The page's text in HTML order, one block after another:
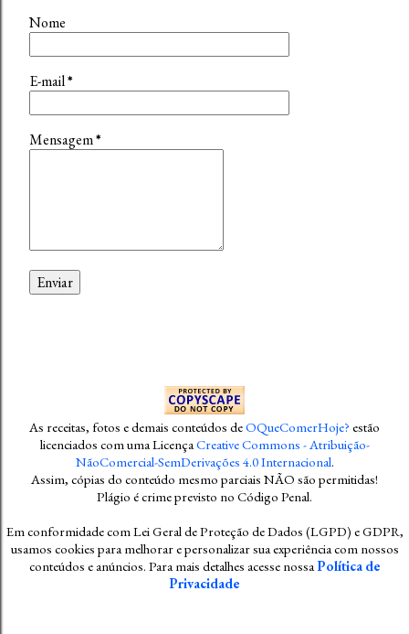
Nome
E-mail*
Mensagem*
As receitas, fotos e demais conteúdos deOQueComerHoje? estão
licenciados com uma LicençaCreative Commons - Atribuição-
NãoComercial-SemDerivações 4.0 Internacional.
Assim, cópias do conteúdo mesmo parciais NÃO são permitidas!
Plágio é crime previsto no Código Penal.
Em conformidade com Lei Geral de Proteção de Dados (LGPD) e GDPR,
usamos cookies para melhorar e personalizar sua experiência com nossos
conteúdos e anúncios. Para mais detalhes acesse nossaPolítica de
Privacidade